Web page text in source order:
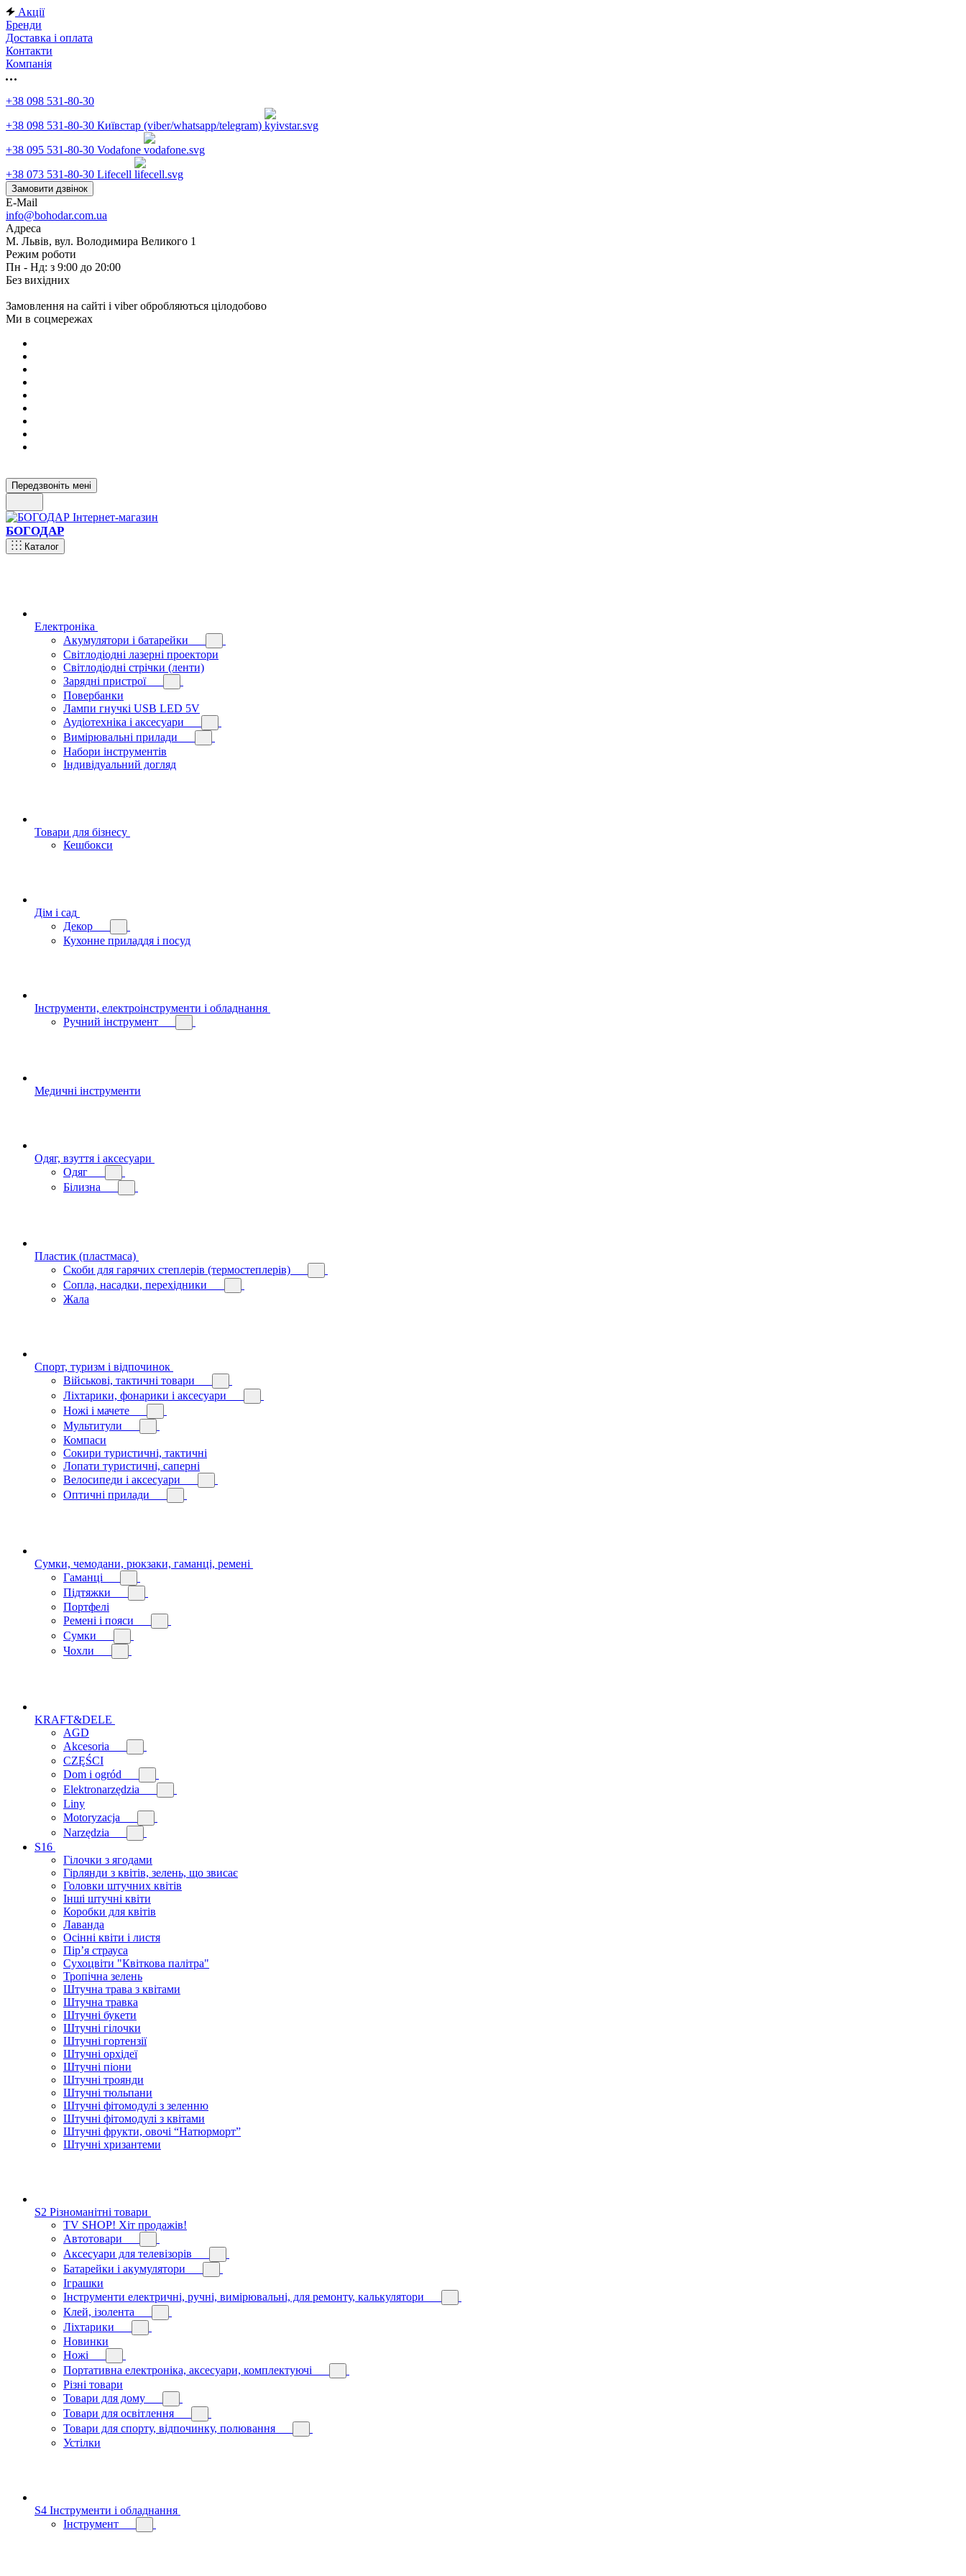
Акції
Бренди
Доставка і оплата
Контакти
Компанія
+38 098 531-80-30
+38 098 531-80-30 Київстар (viber/whatsapp/telegram)
+38 095 531-80-30 Vodafone
+38 073 531-80-30 Lifecell
Замовити дзвінок
E-Mail
info@bohodar.com.ua
Адреса
М. Львів, вул. Володимира Великого 1
Режим роботи
Пн - Нд: з 9:00 до 20:00
Без вихідних
Замовлення на сайті і viber обробляються цілодобово
Ми в соцмережах
Передзвоніть мені
БОГОДАР
Каталог
Електроніка
Акумулятори і батарейки
Світлодіодні лазерні проектори
Світлодіодні стрічки (ленти)
Зарядні пристрої
Повербанки
Лампи гнучкі USB LED 5V
Аудіотехніка і аксесуари
Вимірювальні прилади
Набори інструментів
Індивідуальний догляд
Товари для бізнесу
Кешбокси
Дім і сад
Декор
Кухонне приладдя і посуд
Інструменти, електроінструменти і обладнання
Ручний інструмент
Медичні інструменти
Одяг, взуття і аксесуари
Одяг
Білизна
Пластик (пластмаса)
Скоби для гарячих степлерів (термостеплерів)
Сопла, насадки, перехідники
Жала
Спорт, туризм і відпочинок
Військові, тактичні товари
Ліхтарики, фонарики і аксесуари
Ножі і мачете
Мультитули
Компаси
Сокири туристичні, тактичні
Лопати туристичні, саперні
Велосипеди і аксесуари
Оптичні прилади
Сумки, чемодани, рюкзаки, гаманці, ремені
Гаманці
Підтяжки
Портфелі
Ремені і пояси
Сумки
Чохли
KRAFT&DELE
AGD
Akcesoria
CZĘŚCI
Dom i ogród
Elektronarzędzia
Liny
Motoryzacja
Narzędzia
S16
Гілочки з ягодами
Гірлянди з квітів, зелень, що звисає
Головки штучних квітів
Інші штучні квіти
Коробки для квітів
Лаванда
Осінні квіти і листя
Пір’я страуса
Сухоцвіти "Квіткова палітра"
Тропічна зелень
Штучна трава з квітами
Штучна травка
Штучні букети
Штучні гілочки
Штучні гортензії
Штучні орхідеї
Штучні піони
Штучні троянди
Штучні тюльпани
Штучні фітомодулі з зеленню
Штучні фітомодулі з квітами
Штучні фрукти, овочі “Натюрморт”
Штучні хризантеми
S2 Різноманітні товари
TV SHOP! Хіт продажів!
Автотовари
Аксесуари для телевізорів
Батарейки і акумулятори
Іграшки
Інструменти електричні, ручні, вимірювальні, для ремонту, калькулятори
Клей, ізолента
Ліхтарики
Новинки
Ножі
Портативна електроніка, аксесуари, комплектуючі
Різні товари
Товари для дому
Товари для освітлення
Товари для спорту, відпочинку, полювання
Устілки
S4 Інструменти і обладнання
Інструмент